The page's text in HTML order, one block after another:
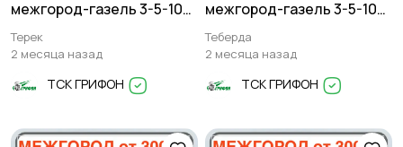
межгород-газель 3-5-10
тонн
Терек
2 месяца назад
ТСК ГРИФОН
межгород-газель 3-5-10
тонн
Теберда
2 месяца назад
ТСК ГРИФОН